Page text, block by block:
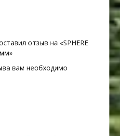
отзыв на «SPHERE
вам необходимо